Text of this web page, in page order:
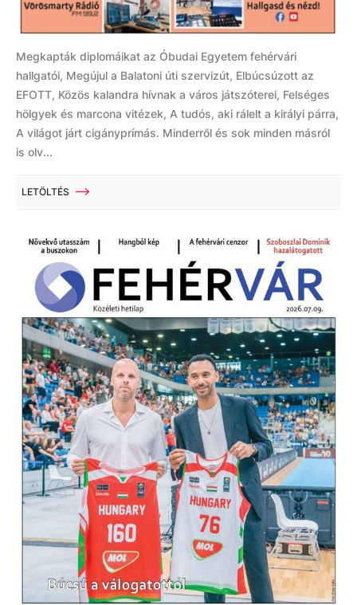
Megkapták diplomáikat az Óbudai Egyetem fehérvári
hallgatói, Megújul a Balatoni úti szervizút, Elbúcsúzott az
EFOTT, Közös kalandra hívnak a város játszóterei, Felséges
hölgyek és marcona vitézek, A tudós, aki rálelt a királyi párra,
A világot járt cigányprímás. Minderről és sok minden másról
is olv...
LETÖLTÉS